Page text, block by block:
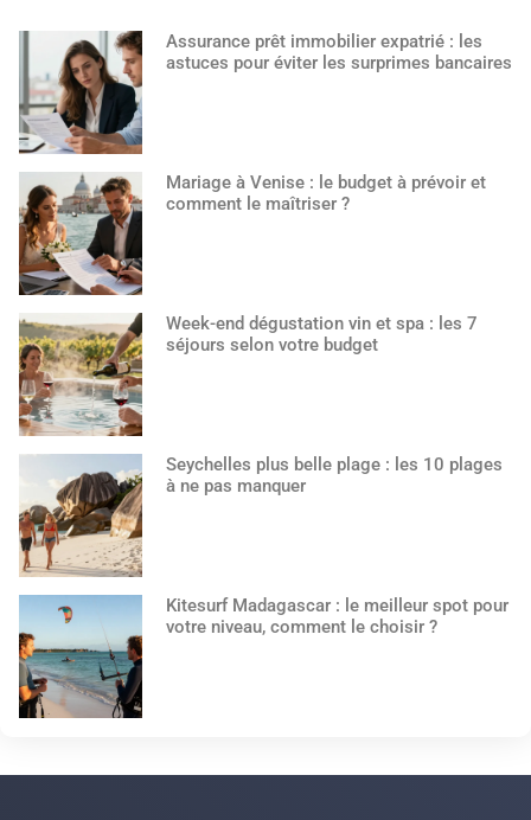
Assurance prêt immobilier expatrié : les
astuces pour éviter les surprimes bancaires
Mariage à Venise : le budget à prévoir et
comment le maîtriser ?
Week-end dégustation vin et spa : les 7
séjours selon votre budget
Seychelles plus belle plage : les 10 plages
à ne pas manquer
Kitesurf Madagascar : le meilleur spot pour
votre niveau, comment le choisir ?